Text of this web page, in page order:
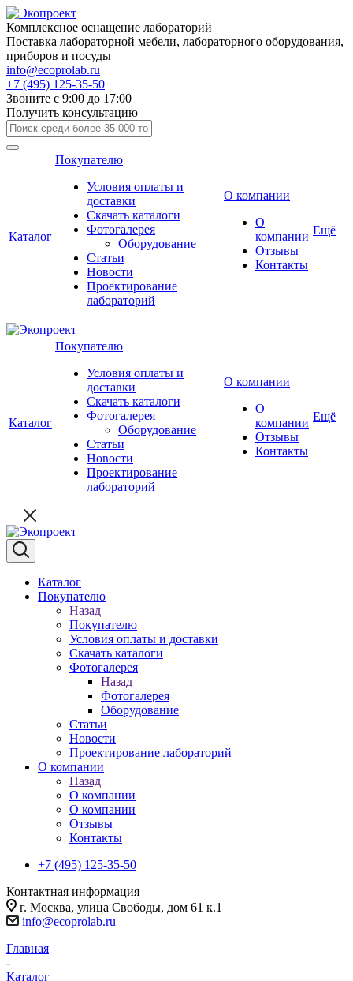
Комплексное оснащение лабораторий
Поставка лабораторной мебели, лабораторного оборудования,
приборов и посуды
info@ecoprolab.ru
+7 (495) 125-35-50
Звоните с 9:00 до 17:00
Получить консультацию
Каталог
Покупателю
Условия оплаты и
доставки
Скачать каталоги
Фотогалерея
Оборудование
Статьи
Новости
Проектирование
лабораторий
О компании
О
компании
Отзывы
Контакты
Ещё
Каталог
Покупателю
Условия оплаты и
доставки
Скачать каталоги
Фотогалерея
Оборудование
Статьи
Новости
Проектирование
лабораторий
О компании
О
компании
Отзывы
Контакты
Ещё
Каталог
Покупателю
Назад
Покупателю
Условия оплаты и доставки
Скачать каталоги
Фотогалерея
Назад
Фотогалерея
Оборудование
Статьи
Новости
Проектирование лабораторий
О компании
Назад
О компании
О компании
Отзывы
Контакты
+7 (495) 125-35-50
Контактная информация
г. Москва, улица Свободы, дом 61 к.1
info@ecoprolab.ru
Главная
-
Каталог